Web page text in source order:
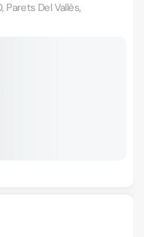
Parets Del Vallès,